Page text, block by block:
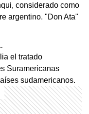
considerado como
argentino. "Don Ata"
el tratado
Suramericanas
sudamericanos.